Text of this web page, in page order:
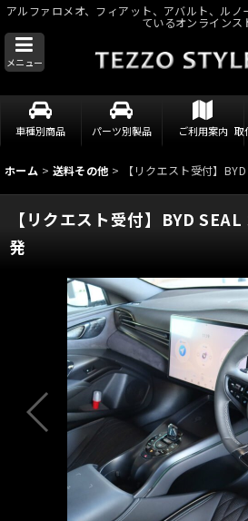
アルファロメオ、フィアット、アバルト、ル
ているオンラインス
メニュー
車種別商品 パーツ別製品 ご利用案内 取
ホーム > 送料その他 > 【リクエスト受付】
【リクエスト受付】BYD
発